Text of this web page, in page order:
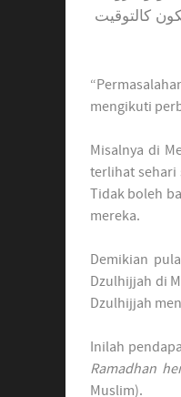
كالتوقيت
mengikuti
Misalnya di
terlihat sehari
Tidak boleh
mereka.
Demikian
Dzulhijjah di
Dzulhijjah
Inilah
Ramadhan
Muslim).